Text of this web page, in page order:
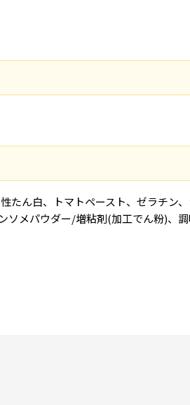
ん白、トマトペースト、ゼラチン、
ソメパウダー/増粘剤(加工でん粉)、